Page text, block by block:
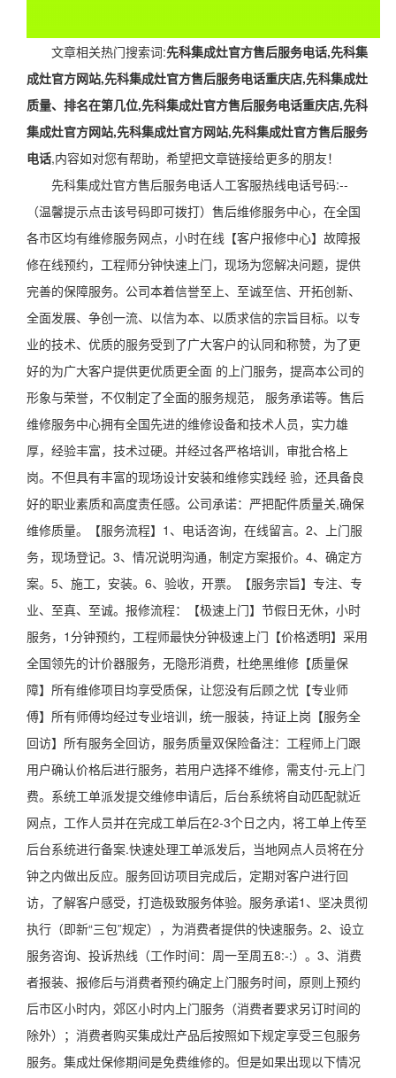
文章相关热门搜索词:先科集成灶官方售后服务电话,先科集
成灶官方网站,先科集成灶官方售后服务电话重庆店,先科集成灶
质量、排名在第几位,先科集成灶官方售后服务电话重庆店,先科
集成灶官方网站,先科集成灶官方网站,先科集成灶官方售后服务
电话,内容如对您有帮助，希望把文章链接给更多的朋友！
先科集成灶官方售后服务电话人工客服热线电话号码:--
（温馨提示点击该号码即可拨打）售后维修服务中心，在全国
各市区均有维修服务网点，小时在线【客户报修中心】故障报
修在线预约，工程师分钟快速上门，现场为您解决问题，提供
完善的保障服务。公司本着信誉至上、至诚至信、开拓创新、
全面发展、争创一流、以信为本、以质求信的宗旨目标。以专
业的技术、优质的服务受到了广大客户的认同和称赞，为了更
好的为广大客户提供更优质更全面 的上门服务，提高本公司的
形象与荣誉，不仅制定了全面的服务规范， 服务承诺等。售后
维修服务中心拥有全国先进的维修设备和技术人员，实力雄
厚，经验丰富，技术过硬。并经过各严格培训，审批合格上
岗。不但具有丰富的现场设计安装和维修实践经 验，还具备良
好的职业素质和高度责任感。公司承诺：严把配件质量关,确保
维修质量。【服务流程】1、电话咨询，在线留言。2、上门服
务，现场登记。3、情况说明沟通，制定方案报价。4、确定方
案。5、施工，安装。6、验收，开票。【服务宗旨】专注、专
业、至真、至诚。报修流程：【极速上门】节假日无休，小时
服务，1分钟预约，工程师最快分钟极速上门【价格透明】采用
全国领先的计价器服务，无隐形消费，杜绝黑维修【质量保
障】所有维修项目均享受质保，让您没有后顾之忧【专业师
傅】所有师傅均经过专业培训，统一服装，持证上岗【服务全
回访】所有服务全回访，服务质量双保险备注：工程师上门跟
用户确认价格后进行服务，若用户选择不维修，需支付-元上门
费。系统工单派发提交维修申请后，后台系统将自动匹配就近
网点，工作人员并在完成工单后在2-3个日之内，将工单上传至
后台系统进行备案.快速处理工单派发后，当地网点人员将在分
钟之内做出反应。服务回访项目完成后，定期对客户进行回
访，了解客户感受，打造极致服务体验。服务承诺1、坚决贯彻
执行（即新“三包”规定），为消费者提供的快速服务。2、设立
服务咨询、投诉热线（工作时间：周一至周五8:-:）。3、消费
者报装、报修后与消费者预约确定上门服务时间，原则上预约
后市区小时内，郊区小时内上门服务（消费者要求另订时间的
除外）；消费者购买集成灶产品后按照如下规定享受三包服务
服务。集成灶保修期间是免费维修的。但是如果出现以下情况